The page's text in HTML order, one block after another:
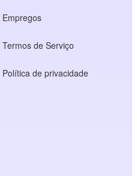
Empregos
Termos de Serviço
Política de privacidade